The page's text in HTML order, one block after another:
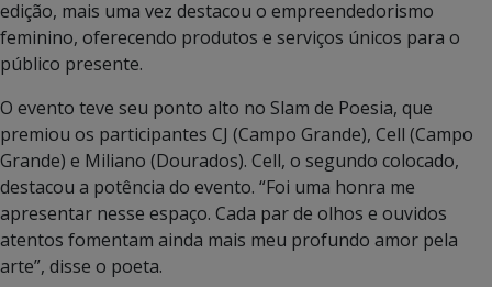
edição, mais uma vez destacou o empreendedorismo
feminino, oferecendo produtos e serviços únicos para o
público presente.
O evento teve seu ponto alto no Slam de Poesia, que
premiou os participantes CJ (Campo Grande), Cell (Campo
Grande) e Miliano (Dourados). Cell, o segundo colocado,
destacou a potência do evento. “Foi uma honra me
apresentar nesse espaço. Cada par de olhos e ouvidos
atentos fomentam ainda mais meu profundo amor pela
arte”, disse o poeta.